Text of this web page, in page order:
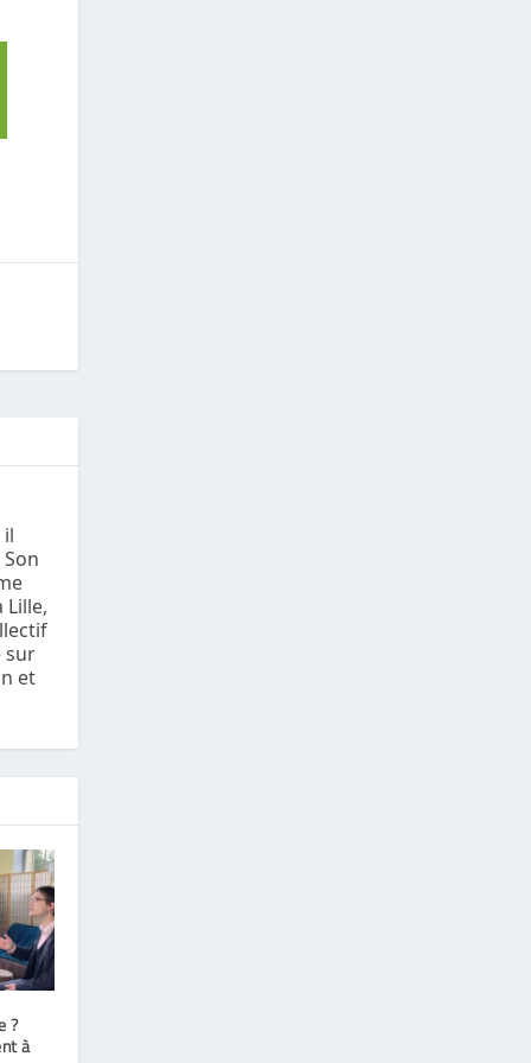
Lille,
sur
et
?
à